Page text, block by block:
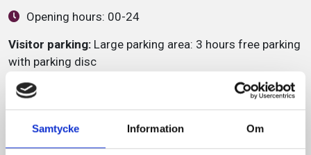
Samtycke Information Om
Opening hours: 00-24
Visitor parking: Large parking area: 3 hours free parking
with parking disc
Visitor parking:
Closest to the building: 1 hour free
parking with parking disc